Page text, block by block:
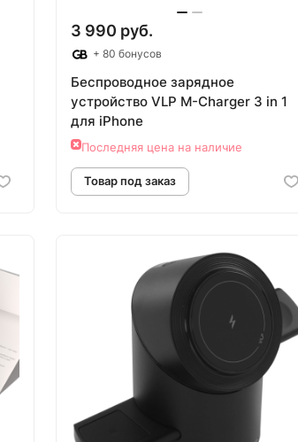
3 990 руб.
+ 80 бонусов
Беспроводное зарядное
устройствo VLP M-Charger 3 in 1
для iPhone
Последняя цена на наличие
Товар под заказ